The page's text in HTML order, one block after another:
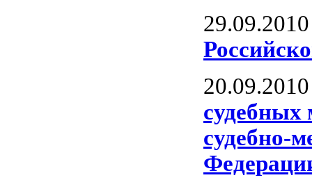
29.09.2010
20.09.2010
судебных
судебно-